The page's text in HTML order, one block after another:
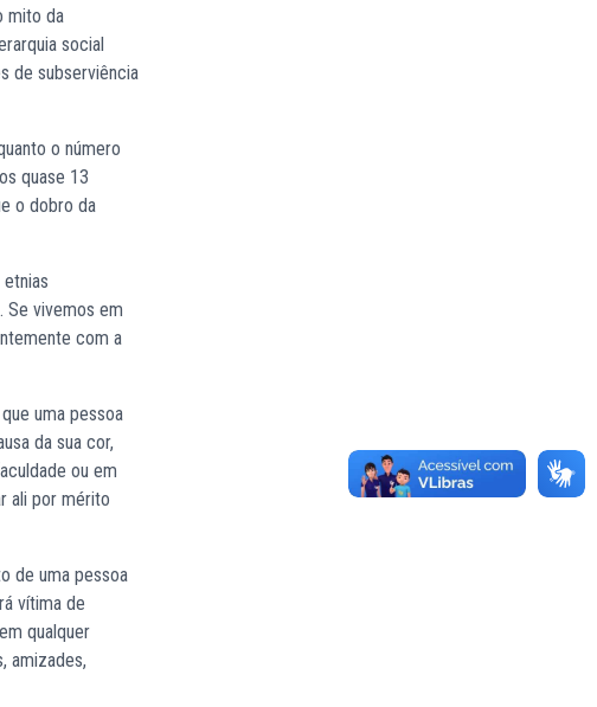
mito da
social
de subserviência
o número
quase 13
o dobro da
Se vivemos em
com a
uma pessoa
da sua cor,
ou em
ali por mérito
de uma pessoa
vítima de
qualquer
amizades,